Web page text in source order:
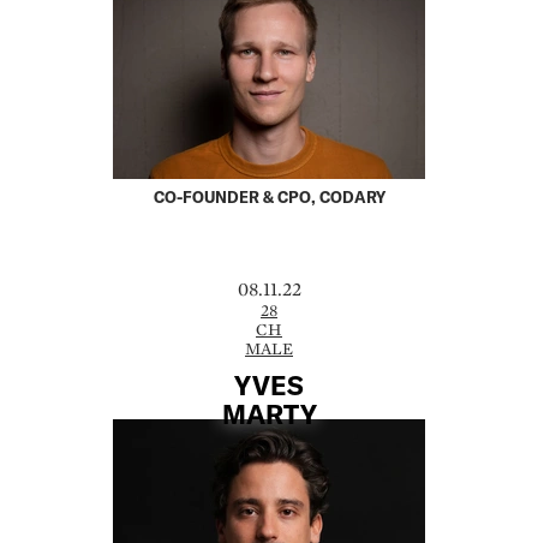
CO-FOUNDER & CPO, CODARY
08.11.22
28
CH
MALE
YVES
MARTY